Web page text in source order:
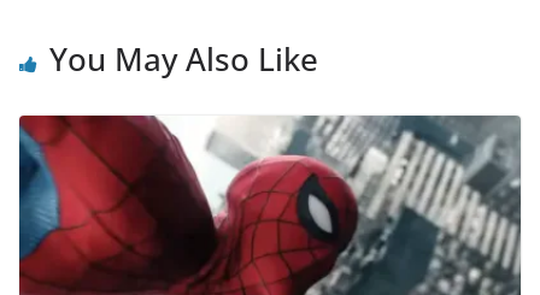
You May Also Like